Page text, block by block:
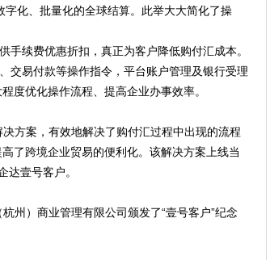
字化、批量化的全球结算。此举大大简化了操
续费优惠折扣，真正为客户降低购付汇成本。
交易付款等操作指令，平台账户管理及银行受理
度优化操作流程、提高企业办事效率。
决方案 ，有效地解决了购付汇过程中出现的流程
了跨境企业贸易的便利化。 该解决方案上线当
达壹号客户。
州）商业管理有限公司颁发了“壹号客户”纪念